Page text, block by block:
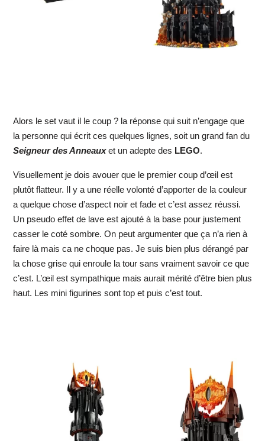
Alors le set vaut il le coup ? la réponse qui suit n’engage que
la personne qui écrit ces quelques lignes, soit un grand fan du
Seigneur des Anneaux et un adepte des LEGO.
Visuellement je dois avouer que le premier coup d’œil est
plutôt flatteur. Il y a une réelle volonté d’apporter de la couleur
a quelque chose d’aspect noir et fade et c’est assez réussi.
Un pseudo effet de lave est ajouté à la base pour justement
casser le coté sombre. On peut argumenter que ça n’a rien à
faire là mais ca ne choque pas. Je suis bien plus dérangé par
la chose grise qui enroule la tour sans vraiment savoir ce que
c’est. L’œil est sympathique mais aurait mérité d’être bien plus
haut. Les mini figurines sont top et puis c’est tout.